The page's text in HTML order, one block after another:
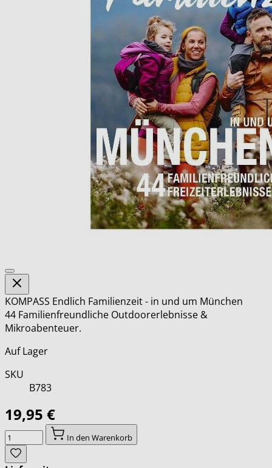
KOMPASS Endlich Familienzeit - in und um München
44 Familienfreundliche Outdoorerlebnisse &
Mikroabenteuer.
Auf Lager
SKU
B783
19,95 €
Menge
In den Warenkorb